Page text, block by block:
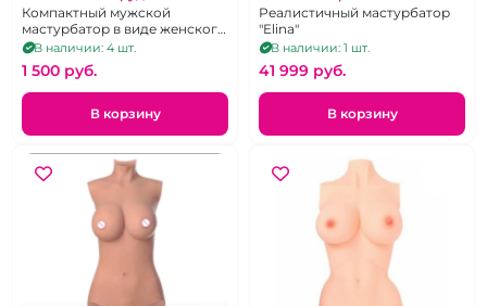
"Satisfaction" Angie, кибер
кожа
Компактный мужской
мастурбатор в виде женского
торса
В наличии: 4 шт.
1 500 pуб.
В корзину
Реалистичный мастурбатор
"Elina"
В наличии: 1 шт.
41 999 pуб.
В корзину